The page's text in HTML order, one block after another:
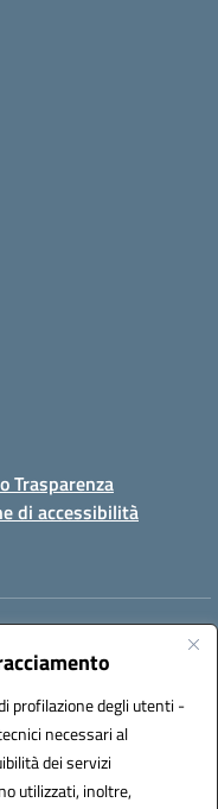
profilazione degli utenti -
necessari al
dei servizi
utilizzati, inoltre,
Trasparenza
di accessibilità